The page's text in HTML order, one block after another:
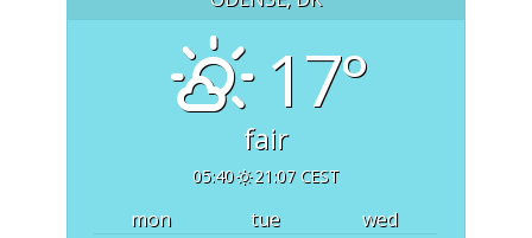
17°
fair
05:40 21:07 CEST
mon tue
wed